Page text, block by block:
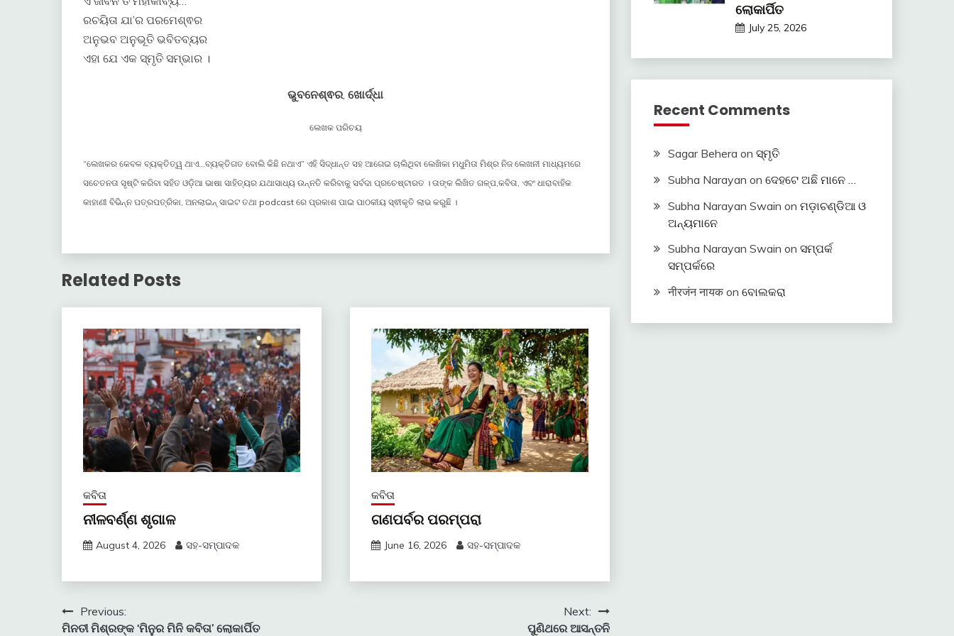
ରଚୟିତା ଯା’ର ପରମେଶ୍ଵର
ଅନୁଭବ ଅନୁଭୂତି ଭବିତବ୍ୟର
ଏହା ଯେ ଏକ ସ୍ମୃତି ସମ୍ଭାର ।
ଭୁବନେଶ୍ଵର, ଖୋର୍ଦ୍ଧା
ଲେଖକ ପରିଚୟ
“ଲେଖକର କେବଳ ବ୍ୟକ୍ତିତ୍ୱ ଥାଏ…ବ୍ୟକ୍ତିଗତ ବୋଲି କିଛି ନଥାଏ” ଏହି ସିଦ୍ଧାନ୍ତ ସହ ଆଗେଇ ଚାଲିଥିବା ଲେଖିକା ମଧୁମିତା ମିଶ୍ର ନିଜ ଲେଖନୀ ମାଧ୍ୟମରେ
ସଚେତନତା ସୃଷ୍ଟି କରିବା ସହିତ ଓଡ଼ିଆ ଭାଷା ସାହିତ୍ୟର ଯଥାସାଧ୍ୟ ଉନ୍ନତି କରିବାକୁ ସର୍ବଦା ପ୍ରଚେଷ୍ଟାରତ । ତାଙ୍କ ଲିଖିତ ଗଳ୍ପ,କବିତା, ଏବଂ ଧାରାବାହିକ
କାହାଣୀ ବିଭିନ୍ନ ପତ୍ରପତ୍ରିକା, ଅନଲାଇନ୍ ସାଇଟ ତଥା podcast ରେ ପ୍ରକାଶ ପାଇ ପାଠକୀୟ ସ୍ଵୀକୃତି ଲାଭ କରୁଛି ।
Related Posts
କବିତା
ନୀଳବର୍ଣ୍ଣ ଶୃଗାଳ
August 4, 2026 ସହ-ସମ୍ପାଦକ
କବିତା
ଗଣପର୍ବର ପରମ୍ପରା
June 16, 2026 ସହ-ସମ୍ପାଦକ
PostPrevious:
ମିନତୀ ମିଶ୍ରଙ୍କ ‘ମିନୁର ମିନି କବିତା’ ଲୋକାର୍ପିତ
Next:
ପୁଣିଥରେ ଆସନ୍ତନି
ଲୋକାର୍ପିତ
July 25, 2026
Recent Comments
Sagar Behera on ସ୍ମୃତି
Subha Narayan on ଦେହଟେ ଅଛି ମାନେ …
Subha Narayan Swain on ମଡ଼ାଚଣ୍ଡିଆ ଓ
ଅନ୍ୟମାନେ
Subha Narayan Swain on ସମ୍ପର୍କ
ସମ୍ପର୍କରେ
नीरजंन नायकon ବୋଲକରା